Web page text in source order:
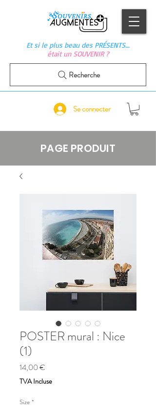
Et si le plus beau des PRÉSENTS…
était un SOUVENIR ?
Se connecter
Recherche
PAGE PRODUIT
POSTER mural : Nice
(1)
14,00 €
TVA Incluse
Size *